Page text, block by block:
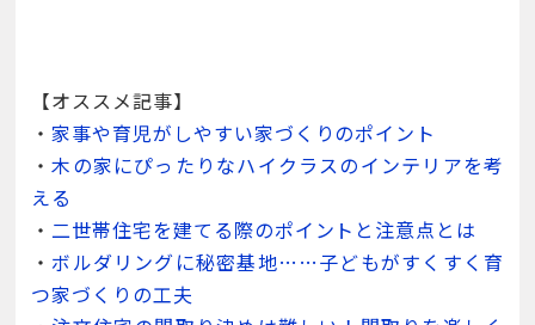
【オススメ記事】
・ 家事や育児がしやすい家づくりのポイント
・木の家にぴったりなハイクラスのインテリアを考
える
・ 二世帯住宅を建てる際のポイントと注意点とは
・ ボルダリングに秘密基地……子どもがすくすく育
つ家づくりの工夫